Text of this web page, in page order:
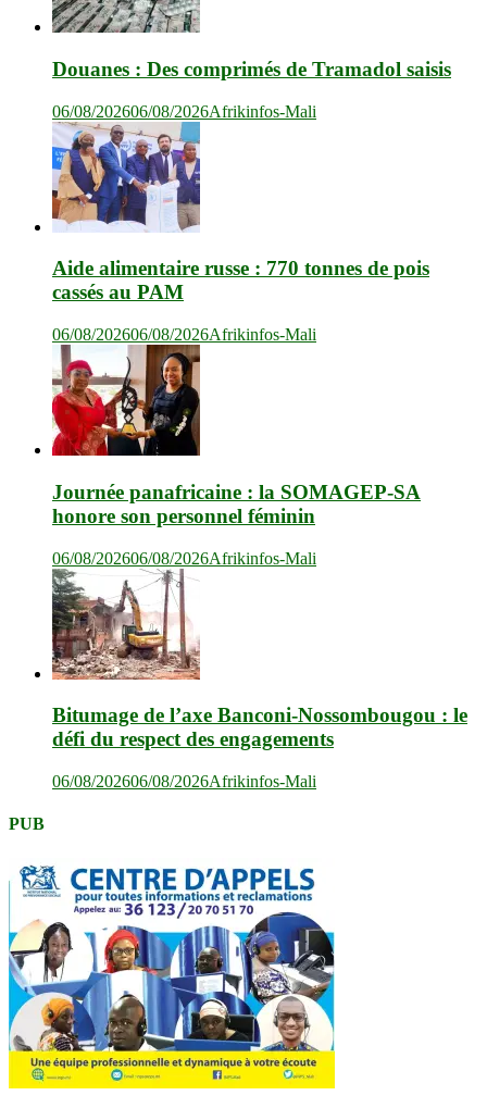
Douanes : Des comprimés de Tramadol saisis
06/08/202606/08/2026Afrikinfos-Mali
Aide alimentaire russe : 770 tonnes de pois
cassés au PAM
06/08/202606/08/2026Afrikinfos-Mali
Journée panafricaine : la SOMAGEP-SA
honore son personnel féminin
06/08/202606/08/2026Afrikinfos-Mali
Bitumage de l’axe Banconi-Nossombougou : le
défi du respect des engagements
06/08/202606/08/2026Afrikinfos-Mali
PUB